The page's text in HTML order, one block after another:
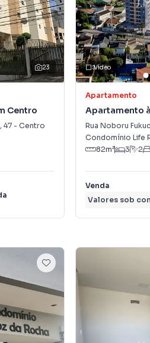
23
Centro
, 47 - Centro
Vídeo
Apartamento
Apartamento
Carlos
Rua Noboru
Condomínio Life
82m² 3 2
Venda
Valores sob